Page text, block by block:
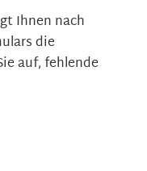
Ihnen nach
die
auf, fehlende